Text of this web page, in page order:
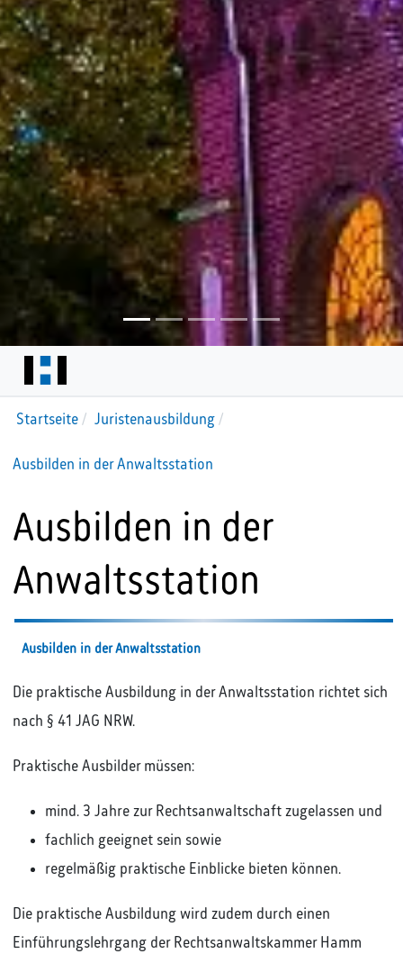
Startseite Juristenausbildung
Ausbilden in der Anwaltsstation
Ausbilden in der
Anwaltsstation
Ausbilden in der Anwaltsstation
Die praktische Ausbildung in der Anwaltsstation richtet sich
nach § 41 JAG NRW.
Praktische Ausbilder müssen:
mind. 3 Jahre zur Rechtsanwaltschaft zugelassen und
fachlich geeignet sein sowie
regelmäßig praktische Einblicke bieten können.
Die praktische Ausbildung wird zudem durch einen
Einführungslehrgang der Rechtsanwaltskammer Hamm